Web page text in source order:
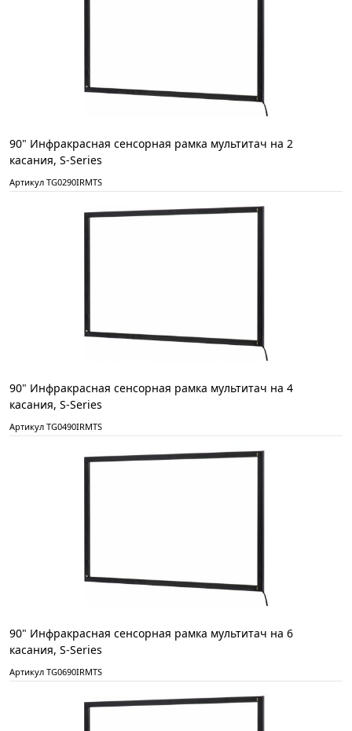
90" Инфракрасная сенсорная рамка мультитач на 2
касания, S-Series
Артикул TG0290IRMTS
90" Инфракрасная сенсорная рамка мультитач на 4
касания, S-Series
Артикул TG0490IRMTS
90" Инфракрасная сенсорная рамка мультитач на 6
касания, S-Series
Артикул TG0690IRMTS